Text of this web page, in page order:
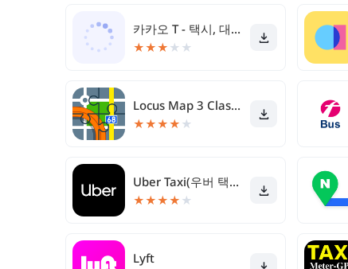
카카오 T - 택시, 대리, 주차, 바이크, 항공, 퀵
★★★ ★ ★
Locus Map 3 Classic 항해
★★★★ ★
Uber Taxi(우버 택시) - 택시 호출 플랫폼
★★★★ ★
Lyft